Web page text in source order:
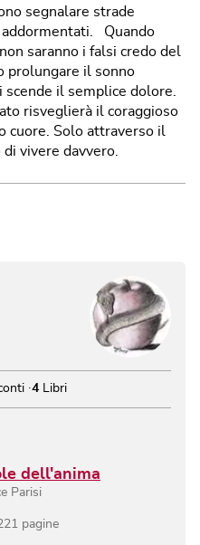
segnalare strade
addormentati. Quando
saranno i falsi credo del
prolungare il sonno
il semplice dolore.
risveglierà il coraggioso
cuore. Solo attraverso il
vivere davvero.
4 Libri
dell'anima
Parisi
pagine